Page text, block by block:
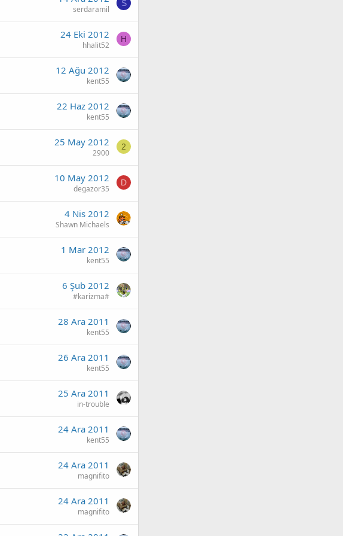
serdaramil
S
24 Eki 2012
hhalit52
H
12 Ağu 2012
kent55
22 Haz 2012
kent55
25 May 2012
2900
2
10 May 2012
degazor35
D
4 Nis 2012
Shawn Michaels
1 Mar 2012
kent55
6 Şub 2012
#karizma#
28 Ara 2011
kent55
26 Ara 2011
kent55
25 Ara 2011
in-trouble
24 Ara 2011
kent55
24 Ara 2011
magnifito
24 Ara 2011
magnifito